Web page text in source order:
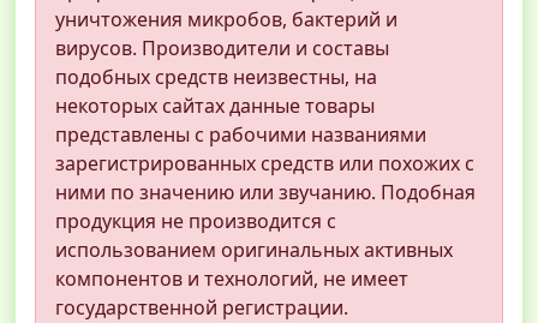
уничтожения микробов, бактерий и
вирусов. Производители и составы
подобных средств неизвестны, на
некоторых сайтах данные товары
представлены с рабочими названиями
зарегистрированных средств или похожих с
ними по значению или звучанию. Подобная
продукция не производится с
использованием оригинальных активных
компонентов и технологий, не имеет
государственной регистрации.